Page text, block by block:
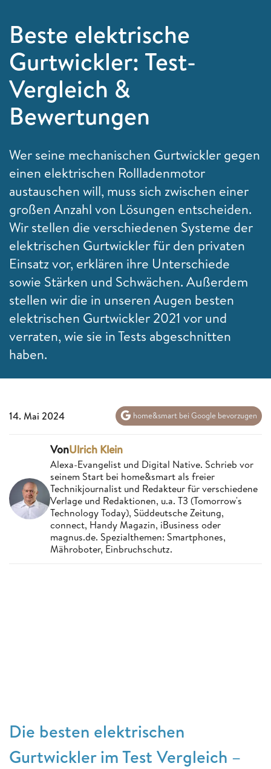
Beste elektrische
Gurtwickler: Test-
Vergleich &
Bewertungen
Wer seine mechanischen Gurtwickler gegen
einen elektrischen Rollladenmotor
austauschen will, muss sich zwischen einer
großen Anzahl von Lösungen entscheiden.
Wir stellen die verschiedenen Systeme der
elektrischen Gurtwickler für den privaten
Einsatz vor, erklären ihre Unterschiede
sowie Stärken und Schwächen. Außerdem
stellen wir die in unseren Augen besten
elektrischen Gurtwickler 2021 vor und
verraten, wie sie in Tests abgeschnitten
haben.
14. Mai 2024 home&smart bei Google bevorzugen
VonUlrich Klein
Alexa-Evangelist und Digital Native. Schrieb vor
seinem Start bei home&smart als freier
Technikjournalist und Redakteur für verschiedene
Verlage und Redaktionen, u.a. T3 (Tomorrow's
Technology Today), Süddeutsche Zeitung,
connect, Handy Magazin, iBusiness oder
magnus.de. Spezialthemen: Smartphones,
Mähroboter, Einbruchschutz.
Die besten elektrischen
Gurtwickler im Test Vergleich –